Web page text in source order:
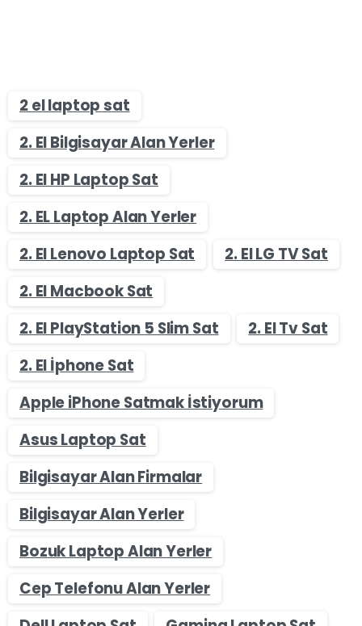
2 el laptop sat
2. El Bilgisayar Alan Yerler
2. El HP Laptop Sat
2. EL Laptop Alan Yerler
2. El Lenovo Laptop Sat
2. El LG TV Sat
2. El Macbook Sat
2. El PlayStation 5 Slim Sat
2. El Tv Sat
2. El İphone Sat
Apple iPhone Satmak İstiyorum
Asus Laptop Sat
Bilgisayar Alan Firmalar
Bilgisayar Alan Yerler
Bozuk Laptop Alan Yerler
Cep Telefonu Alan Yerler